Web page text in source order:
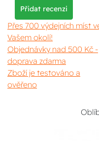
Přidat recenzi
Přes 700 výdejních míst
Vašem okolí!
Objednávky nad 500 Kč -
doprava zdarma
Zboží je testováno a
ověřeno